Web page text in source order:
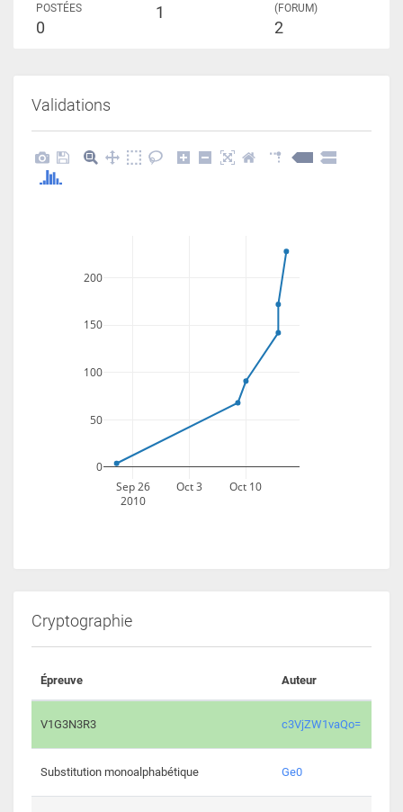
POSTÉES
0
1
(FORUM)
2
Validations
Sep 26
2010
Oct 3 Oct 10
0
50
100
150
200
Cryptographie
Épreuve Auteur
V1G3N3R3 c3VjZW1vaQo=
Substitution monoalphabétique Ge0